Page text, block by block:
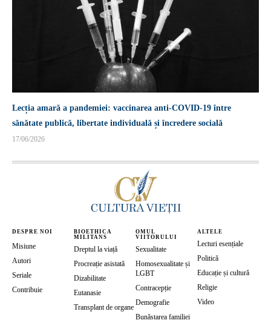
Lecția amară a pandemiei: vaccinarea anti-COVID-19 între
sănătate publică, libertate individuală și încredere socială
17/06/2026
DESPRE NOI
Misiune
Autori
Seriale
Contribuie
BIOETHICA
MILITANS
Dreptul la viață
Procreație asistată
Dizabilitate
Eutanasie
Transplant de organe
OMUL
VIITORULUI
Sexualitate
Homosexualitate și
LGBT
Contracepție
Demografie
Bunăstarea familiei
ALTELE
Lecturi esențiale
Politică
Educație și cultură
Religie
Video